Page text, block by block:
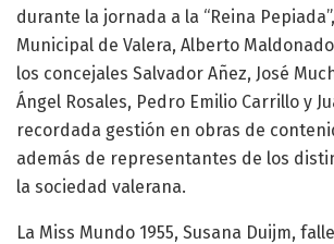
durante la jornada a la “Reina
Municipal de Valera, Alberto
los concejales Salvador Añez, José
Ángel Rosales, Pedro Emilio Carrillo y
recordada gestión en obras de
además de representantes de los
la sociedad valerana.
La Miss Mundo 1955, Susana Duijm,